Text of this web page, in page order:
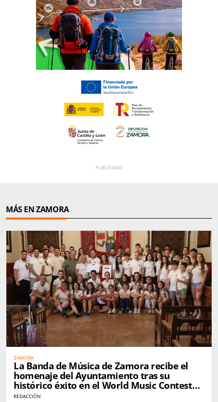
MÁS EN ZAMORA
ZAMORA
La Banda de Música de Zamora recibe el
homenaje del Ayuntamiento tras su
histórico éxito en el World Music Contest
de Kerkrade
REDACCIÓN